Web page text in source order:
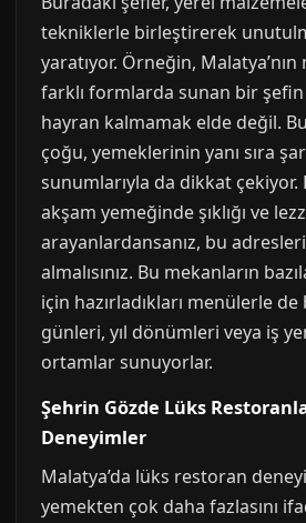
tekniklerle birleştirerek
yaratıyor. Örneğin, Malatya’nın
farklı formlarda sunan bir şefin
hayran kalmamak elde değil.
çoğu, yemeklerinin yanı sıra
sunumlarıyla da dikkat çekiyor.
akşam yemeğinde şıklığı ve
arayanlardansanız, bu
almalısınız. Bu mekanların
için hazırladıkları menülerle
günleri, yıl dönümleri veya iş
ortamlar sunuyorlar.
Şehrin Gözde Lüks
Deneyimler
Malatya’da lüks restoran
yemekten çok daha fazlasını